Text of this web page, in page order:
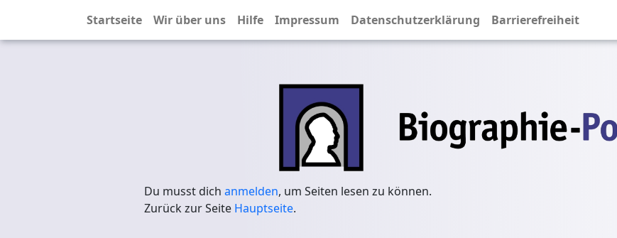
Startseite Wir über uns Hilfe Impressum Datenschutzerklärung Barrierefreiheit
Du musst dich anmelden, um Seiten lesen zu können.
Zurück zur Seite Hauptseite.